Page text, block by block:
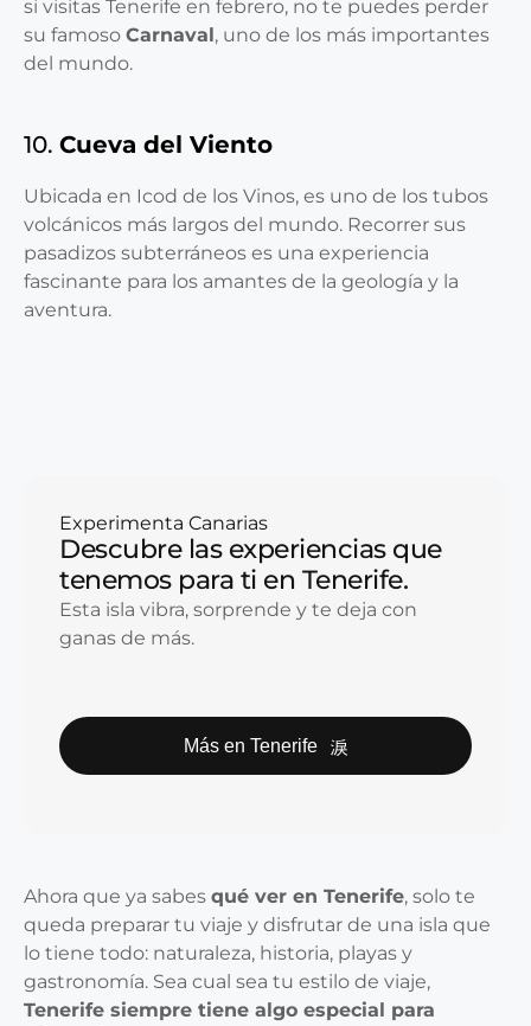
si visitas Tenerife en febrero, no te puedes perder
su famoso Carnaval, uno de los más importantes
del mundo.
10. Cueva del Viento
Ubicada en Icod de los Vinos, es uno de los tubos
volcánicos más largos del mundo. Recorrer sus
pasadizos subterráneos es una experiencia
fascinante para los amantes de la geología y la
aventura.
Experimenta Canarias
Descubre las experiencias que
tenemos para ti en Tenerife.
Esta isla vibra, sorprende y te deja con
ganas de más.
Más en Tenerife
Ahora que ya sabes qué ver en Tenerife, solo te
queda preparar tu viaje y disfrutar de una isla que
lo tiene todo: naturaleza, historia, playas y
gastronomía. Sea cual sea tu estilo de viaje,
Tenerife siempre tiene algo especial para